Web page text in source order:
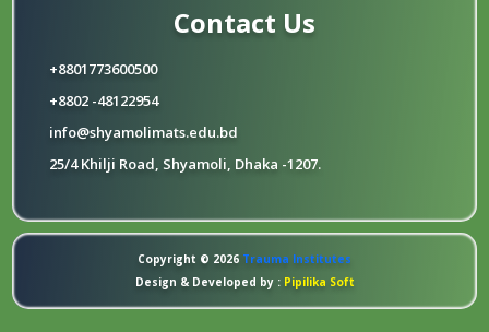
Contact Us
+8801773600500
+8802 -48122954
info@shyamolimats.edu.bd
25/4 Khilji Road, Shyamoli, Dhaka -1207.
Copyright © 2026 Trauma Institutes
Design & Developed by :Pipilika Soft